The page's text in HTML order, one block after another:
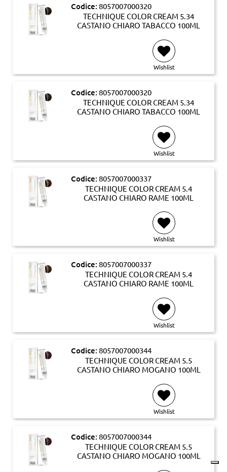
Codice: 8057007000320
TECHNIQUE COLOR CREAM 5.34
CASTANO CHIARO TABACCO 100ML
Wishlist
Codice: 8057007000320
TECHNIQUE COLOR CREAM 5.34
CASTANO CHIARO TABACCO 100ML
Wishlist
Codice: 8057007000337
TECHNIQUE COLOR CREAM 5.4
CASTANO CHIARO RAME 100ML
Wishlist
Codice: 8057007000337
TECHNIQUE COLOR CREAM 5.4
CASTANO CHIARO RAME 100ML
Wishlist
Codice: 8057007000344
TECHNIQUE COLOR CREAM 5.5
CASTANO CHIARO MOGANO 100ML
Wishlist
Codice: 8057007000344
TECHNIQUE COLOR CREAM 5.5
CASTANO CHIARO MOGANO 100ML